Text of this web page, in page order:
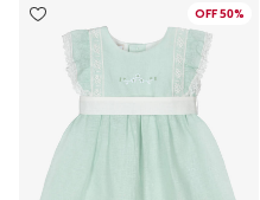
50% OFF